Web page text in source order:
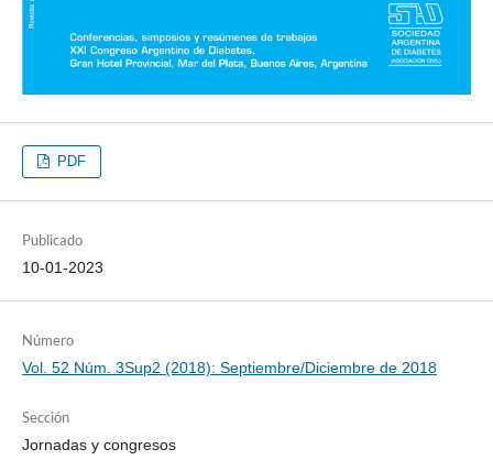
PDF
Publicado
10-01-2023
Número
Vol. 52 Núm. 3Sup2 (2018): Septiembre/Diciembre de 2018
Sección
Jornadas y congresos